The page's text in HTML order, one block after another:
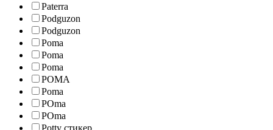
Paterra
Podguzon
Podguzon
Poma
Poma
Poma
POMA
Poma
POma
POma
Potty стикер